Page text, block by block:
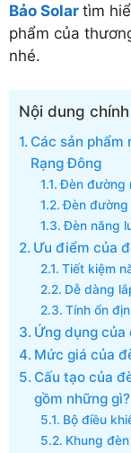
Bảo Solar tìm
phẩm của
nhé.
Nội dung chính
Các sản
Rạng Đông
Đèn đường
Đèn đường
Đèn năng
Ưu điểm của
Tiết kiệm
Dễ dàng
Tính ổn
Ứng dụng
Mức giá của
Cấu tạo của
gồm những gì?
Bộ điều
Khung